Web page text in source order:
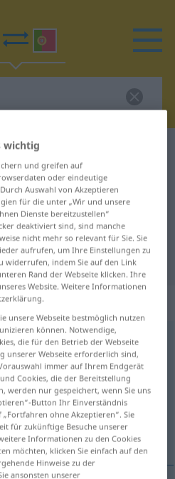
Wörterbuch
"antasten"
anklicken/antippen)
atentar contra,
wichtig
und greifen auf
oder eindeutige
Auswahl von Akzeptieren
für die unter „Wir und unsere
Dienste bereitzustellen“
deaktiviert sind, sind manche
nicht mehr so relevant für Sie. Sie
aufrufen, um Ihre Einstellungen zu
widerrufen, indem Sie auf den Link
Rand der Webseite klicken. Ihre
Website. Weitere Informationen
unsere Webseite bestmöglich nutzen
können. Notwendige,
die für den Betrieb der Webseite
unserer Webseite erforderlich sind,
immer auf Ihrem Endgerät
Cookies, die der Bereitstellung
werden nur gespeichert, wenn Sie uns
Button Ihr Einverständnis
ohne Akzeptieren“. Sie
für zukünftige Besuche unserer
Informationen zu den Cookies
möchten, klicken Sie einfach auf den
Hinweise zu der
ansonsten unserer